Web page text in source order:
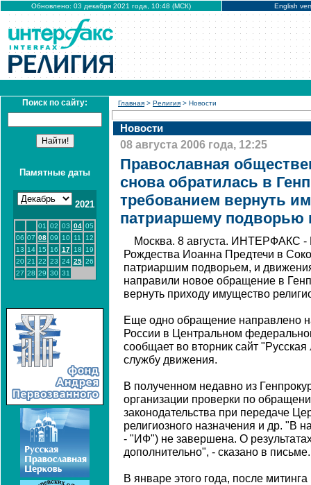
Обновлено: 03 декабря 2021 года, 10:48 (МСК) English
Поиск по сайту:
Памятные даты
2021
01 02 03 04 05
06 07 08 09 10 11
12
13 14 15 16 17 18
19
20 21 22 23 24 25 26
27 28 29 30 31
Главная > Религия > Новости
Новости
08 августа 2006 года, 12:25
Православная
снова обратилась в
требованием вернуть
патриаршему подворью
Москва. 8 августа. ИНТЕРФАКС -
Рождества Иоанна Предтечи в
патриаршим подворьем, и
направили новое обращение в
вернуть приходу имущество
Еще одно обращение направлено
России в Центральном
сообщает во вторник сайт
службу движения.
В полученном недавно из
организации проверки по
законодательства при передаче
религиозного назначения и др. "В
- "ИФ") не завершена. О
дополнительно", - сказано в письме.
В январе этого года, после